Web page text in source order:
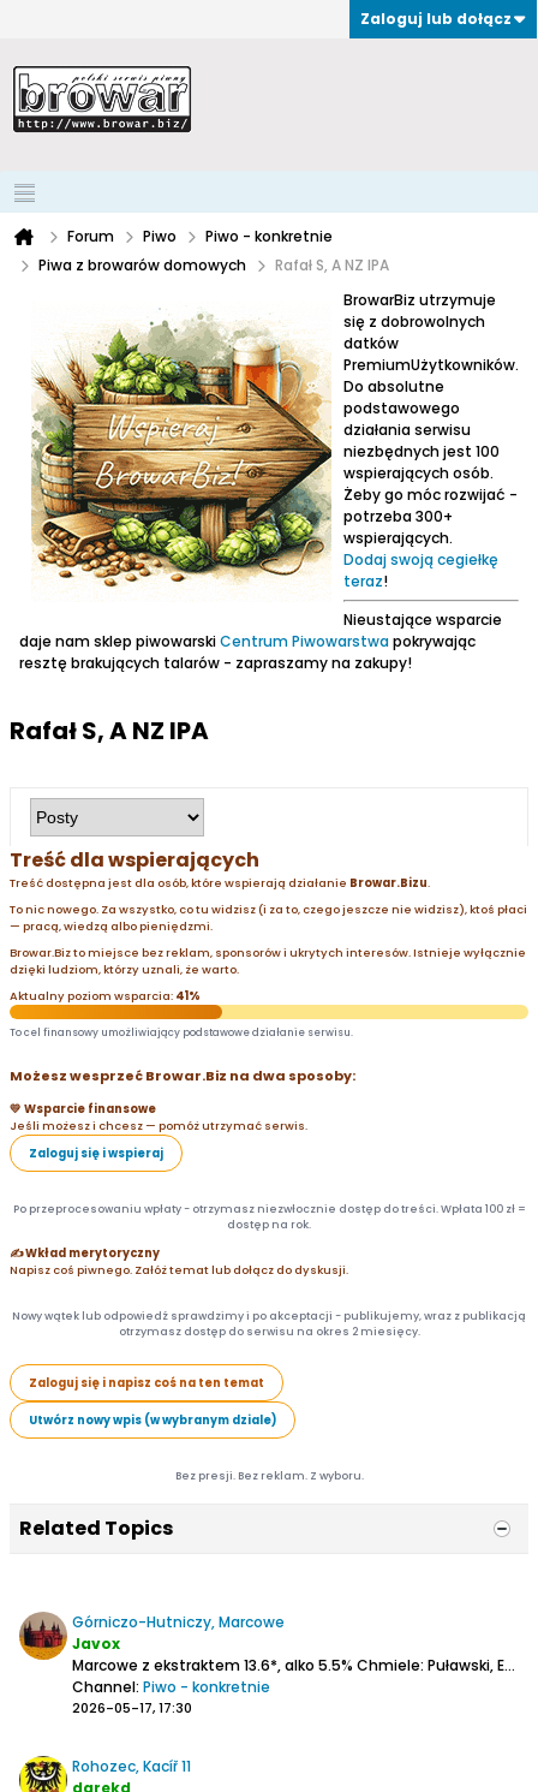
Zaloguj lub dołącz
Forum Piwo
Piwo - konkretnie
Piwa z browarów domowych
Rafał S, A NZ IPA
BrowarBiz utrzymuje
się z dobrowolnych
datków
PremiumUżytkowników.
Do absolutne
podstawowego
działania serwisu
niezbędnych jest 100
wspierających osób.
Żeby go móc rozwijać -
potrzeba 300+
wspierających.
Dodaj swoją cegiełkę
teraz!
Nieustające wsparcie
daje nam sklep piwowarskiCentrum Piwowarstwapokrywając
resztę brakujących talarów - zapraszamy na zakupy!
Rafał S, A NZ IPA
Treść dla wspierających
Treść dostępna jest dla osób, które wspierają działanie Browar.Bizu.
To nic nowego. Za wszystko, co tu widzisz (i za to, czego jeszcze nie widzisz), ktoś płaci
— pracą, wiedzą albo pieniędzmi.
Browar.Biz to miejsce bez reklam, sponsorów i ukrytych interesów. Istnieje wyłącznie
dzięki ludziom, którzy uznali, że warto.
Aktualny poziom wsparcia: 41%
To cel finansowy umożliwiający podstawowe działanie serwisu.
Możesz wesprzeć Browar.Biz na dwa sposoby:
💛 Wsparcie finansowe
Jeśli możesz i chcesz — pomóż utrzymać serwis.
Zaloguj się i wspieraj
Po przeprocesowaniu wpłaty - otrzymasz niezwłocznie dostęp do treści. Wpłata 100 zł =
dostęp na rok.
✍️ Wkład merytoryczny
Napisz coś piwnego. Załóż temat lub dołącz do dyskusji.
Nowy wątek lub odpowiedź sprawdzimy i po akceptacji - publikujemy, wraz z publikacją
otrzymasz dostęp do serwisu na okres 2 miesięcy.
Zaloguj się i napisz coś na ten temat
Utwórz nowy wpis (w wybranym dziale)
Bez presji. Bez reklam. Z wyboru.
Related Topics
Górniczo-Hutniczy, Marcowe
Javox
Marcowe z ekstraktem 13.6*, alko 5.5% Chmiele: Puławski, Eksp. 2
Channel: Piwo - konkretnie
2026-05-17, 17:30
Rohozec, Kacíř 11
darekd